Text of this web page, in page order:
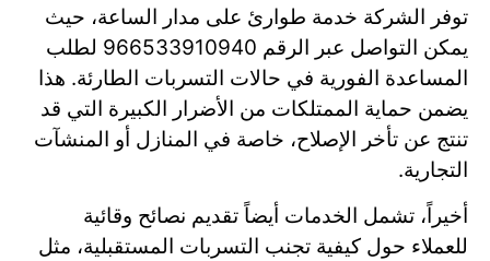
توفر الشركة خدمة طوارئ على مدار الساعة، حيث
يمكن التواصل عبر الرقم 966533910940 لطلب
المساعدة الفورية في حالات التسربات الطارئة. هذا
يضمن حماية الممتلكات من الأضرار الكبيرة التي قد
تنتج عن تأخر الإصلاح، خاصة في المنازل أو المنشآت
التجارية.
أخيراً، تشمل الخدمات أيضاً تقديم نصائح وقائية
للعملاء حول كيفية تجنب التسربات المستقبلية، مثل